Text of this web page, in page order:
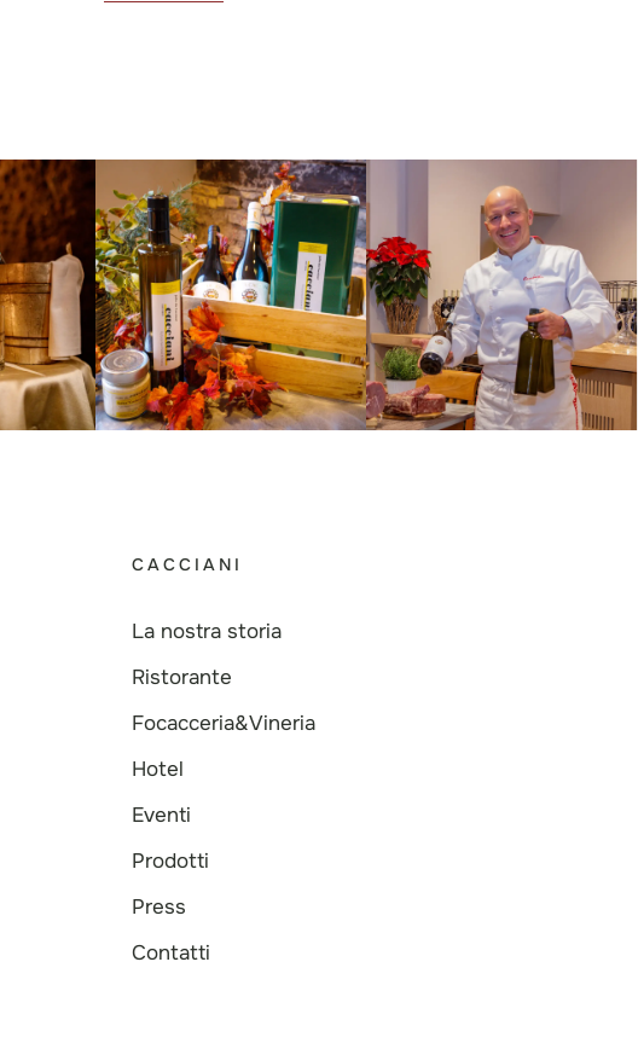
CACCIANI
La nostra storia
Ristorante
Focacceria&Vineria
Hotel
Eventi
Prodotti
Press
Contatti